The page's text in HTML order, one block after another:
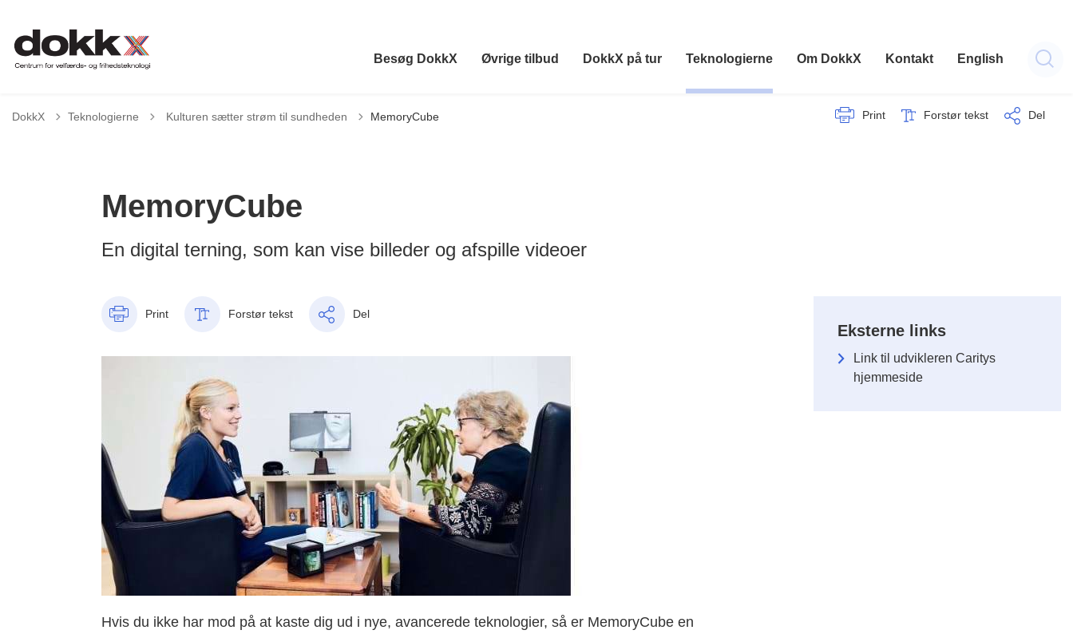
Besøg DokkX Øvrige tilbud DokkX på tur Teknologierne Om DokkX Kontakt English
DokkX Teknologierne Tilbage til
Kulturen sætter strøm til sundheden MemoryCube Print Forstør tekst Del
MemoryCube
En digital terning, som kan vise billeder og afspille videoer
Print Forstør tekst Del
Hvis du ikke har mod på at kaste dig ud i nye, avancerede teknologier, så er MemoryCube en
Eksterne links
Link til udvikleren Caritys
hjemmeside